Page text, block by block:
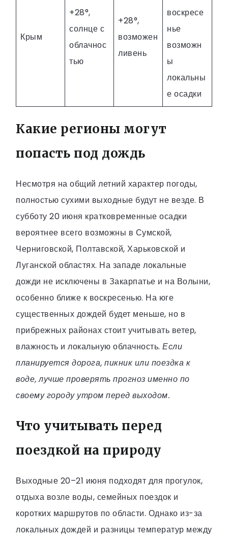
Крым
+28°,
солнце с
облачнос
тью
+28°,
возможен
ливень
воскресе
нье
возможн
ы
локальны
е осадки
Какие регионы могут
попасть под дождь
Несмотря на общий летний характер погоды,
полностью сухими выходные будут не везде. В
субботу 20 июня кратковременные осадки
вероятнее всего возможны в Сумской,
Черниговской, Полтавской, Харьковской и
Луганской областях. На западе локальные
дожди не исключены в Закарпатье и на Волыни,
особенно ближе к воскресенью. На юге
существенных дождей будет меньше, но в
прибрежных районах стоит учитывать ветер,
влажность и локальную облачность. Если
планируется дорога, пикник или поездка к
воде, лучше проверять прогноз именно по
своему городу утром перед выходом.
Что учитывать перед
поездкой на природу
Выходные 20–21 июня подходят для прогулок,
отдыха возле воды, семейных поездок и
коротких маршрутов по области. Однако из-за
локальных дождей и разницы температур между